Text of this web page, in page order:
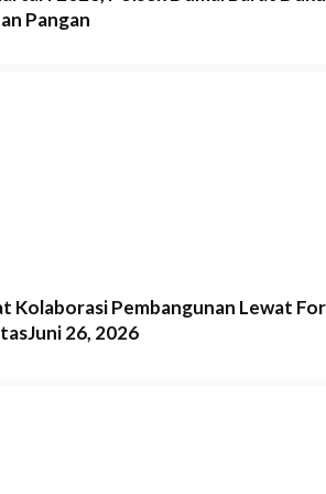
Pangan
Kolaborasi Pembangunan Lewat
26, 2026